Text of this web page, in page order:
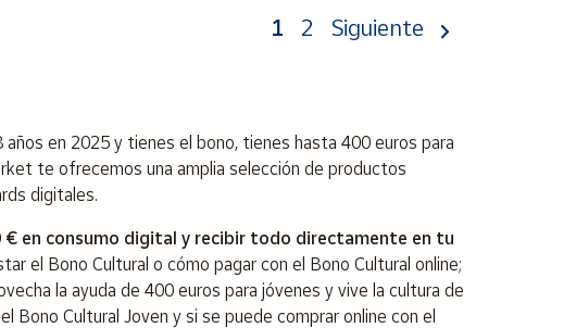
1 2 Siguiente
en 2025 y tienes el bono, tienes hasta 400 euros para
te ofrecemos una amplia selección de productos
digitales.
€ en consumo digital y recibir todo directamente en tu
el Bono Cultural o cómo pagar con el Bono Cultural online;
la ayuda de 400 euros para jóvenes y vive la cultura de
Bono Cultural Joven y si se puede comprar online con el